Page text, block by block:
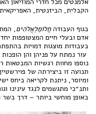
אלמנטים מכל חדרי המוזיאון
הקבלית, הביזנטית,
בגוף העבודהחֲלוֹמַלְאֱלֹהִים,
אדם ובעלי חיים המצטופפות
בעבודות מוצגות דמויות
עור נמתח על פניהן והן
נוספו מחוות רגשיות המבטאות
תנועה זו ביצירתה של
ומיוסר, ניתנת לקריאה ביחס
ותנ״כי מתגשמים לנגד עינינו
באופן מוחשי ביותר – דרך בשר